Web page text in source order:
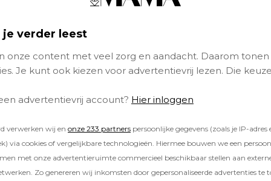
je verder leest
onze content met veel zorg en aandacht. Daarom tonen
Je kunt ook kiezen voor advertentievrij lezen. Die
advertentievrij account? Hier inloggen
verwerken wij en onze 233 partners persoonlijke gegevens (zoals je IP-adres
via cookies of vergelijkbare technologieën. Hiermee bouwen we een
met onze advertentieruimte commercieel beschikbaar stellen aan
Zo genereren wij inkomsten door gepersonaliseerde advertenties te
niet bijbenen. Nu al niet. En dat
gezet. Deze dame heeft zóveel energie,
niet wat genen heeft gekregen van een
is haar grootste nachtmerrie. Het liefst
Stel je een baby voor met backpack en voilà:
Lees verder onder de advertentie